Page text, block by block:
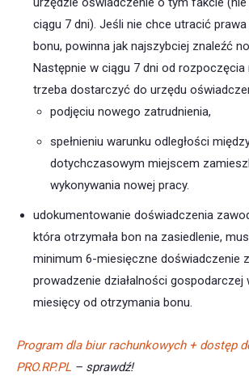
ciągu 7 dni). Jeśli nie chce utracić
bonu, powinna jak najszybciej znaleźć
Następnie w ciągu 7 dni od rozpoczęcia
trzeba dostarczyć do urzędu
podjęciu nowego zatrudnienia,
spełnieniu warunku odległości
dotychczasowym miejscem
wykonywania nowej pracy.
udokumentowanie doświadczenia
która otrzymała bon na zasiedlenie,
minimum 6-miesięczne doświadczenie
prowadzenie działalności gospodarczej
miesięcy od otrzymania bonu.
Program dla biur rachunkowych + dostęp
PRO.RP.PL – sprawdź!